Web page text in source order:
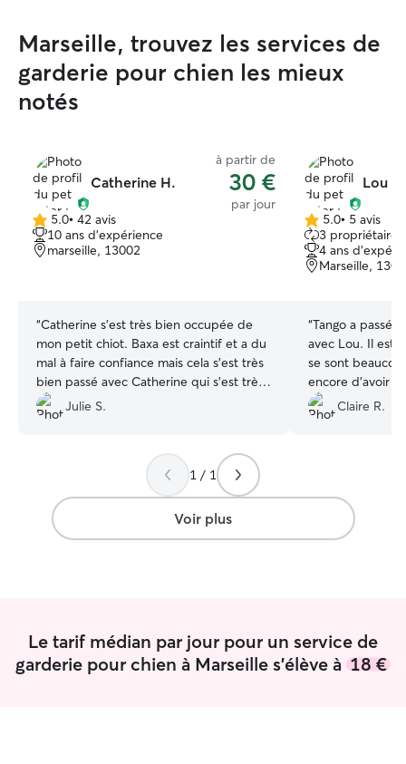
Marseille, trouvez les services de
garderie pour chien les mieux
notés
Catherine H.
à partir de
30 €
par jour
5.0 étoile(s)
sur
5
5.0• 42 avis
10 ans d'expérience
marseille, 13002
“Catherine s'est très bien occupée de
mon petit chiot. Baxa est craintif et a du
mal à faire confiance mais cela s'est très
bien passé avec Catherine qui s'est très
clairement y faire. La visite à domicile
avant la garde a été bénéfique et très
Catherine de s'être aussi bien occupée
de mon petit Baxa. Je recommande
vivement.”
Julie S.
Lou B.
5.0 étoile(s)
sur
5
5.0• 5 avis
3
4 ans
Marseille,
“Tango a passé
avec Lou. Il est
se sont
encore d’avoir
Claire R.
1 / 1
Voir plus
Le tarif médian par jour pour un service de
garderie pour chien à Marseille s'élève à 18 €